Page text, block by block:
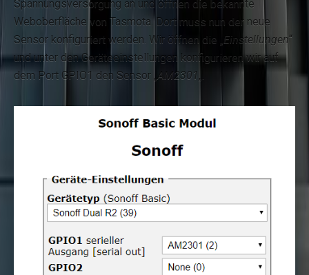
Spannungsversorgung an und öffnen die bekannte
Weboberfläche von Tasmota. Dort muss nun der neue
Sensor konfiguriert werden. Wir öffnen die „
Einstellungen“
und unter den Geräteeinstellungen konfigurieren wir auf
dem Port GPIO1 den Sensor „ AM2301„.